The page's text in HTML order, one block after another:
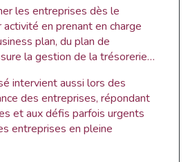
les entreprises dès le
en prenant en charge
plan, du plan de
la gestion de la trésorerie…
intervient aussi lors des
des entreprises, répondant
et aux défis parfois urgents
entreprises en pleine